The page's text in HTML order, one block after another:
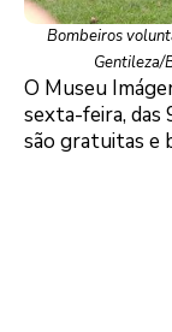
Bombeiros
Gentileza/
O Museu
sexta-feira, das
são gratuitas e